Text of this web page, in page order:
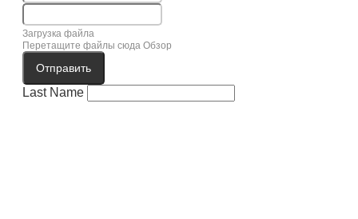
Загрузка файла
Перетащите файлы сюда Обзор
Отправить
Last Name